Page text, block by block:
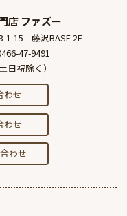
店 ファズー
1-15
藤沢BASE 2F
47-9491
日祝除く）
わせ
わせ
わせ